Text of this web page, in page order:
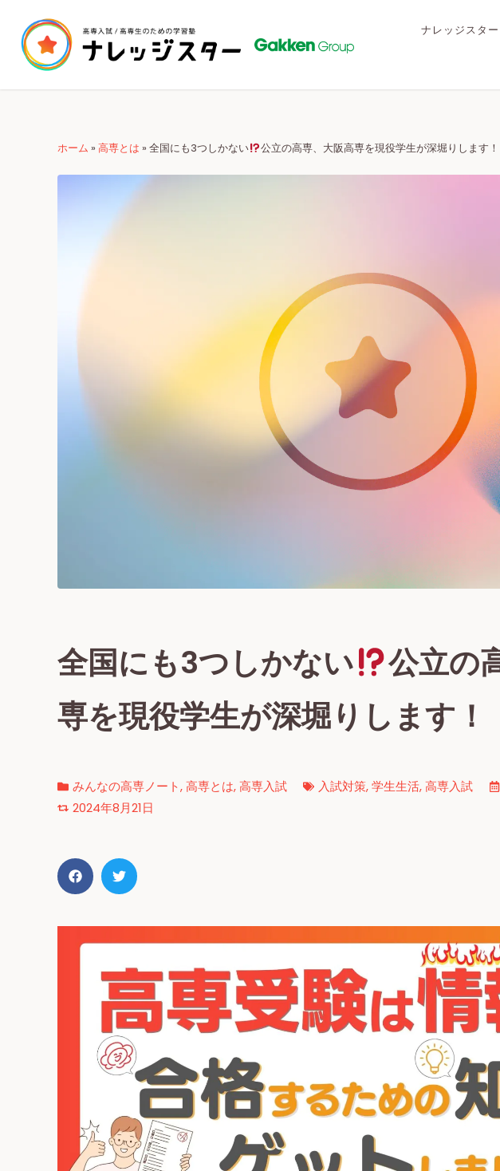
ナレッジスタ
ホーム » 高専とは » 全国にも3つしかない 公立の高専、大阪高専を現役学生が深堀りします！
全国にも3つしかない
公立の
専を現役学生が深堀りします！
みんなの高専ノート,高専とは,高専入試 入試対策,学生生活,高専入試
2024年8月21日